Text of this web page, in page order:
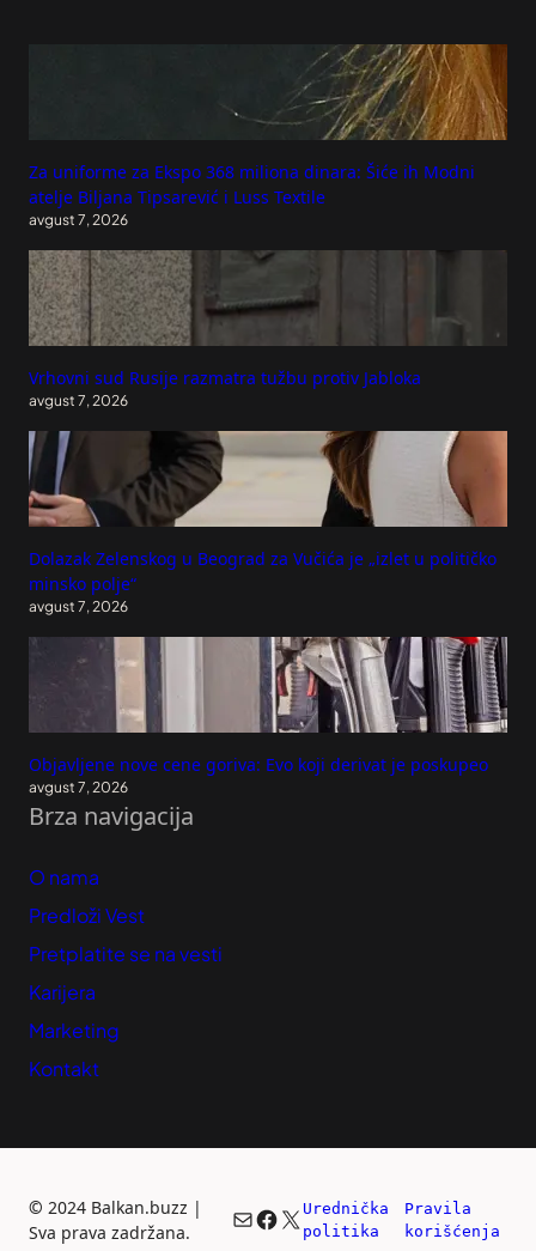
Za uniforme za Ekspo 368 miliona dinara: Šiće ih Modni
atelje Biljana Tipsarević i Luss Textile
avgust 7, 2026
Vrhovni sud Rusije razmatra tužbu protiv Jabloka
avgust 7, 2026
Dolazak Zelenskog u Beograd za Vučića je „izlet u političko
minsko polje“
avgust 7, 2026
Objavljene nove cene goriva: Evo koji derivat je poskupeo
avgust 7, 2026
Brza navigacija
O nama
Predloži Vest
Pretplatite se na vesti
Karijera
Marketing
Kontakt
© 2024 Balkan.buzz |
Sva prava zadržana.
Mail
Facebook
X Urednička
politika
Pravila
korišćenja